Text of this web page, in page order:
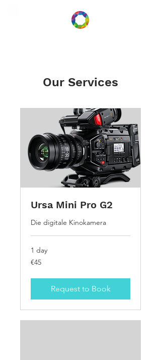
Our Services
Ursa Mini Pro G2
Die digitale Kinokamera
1 day
45
euros
€45
Request to Book